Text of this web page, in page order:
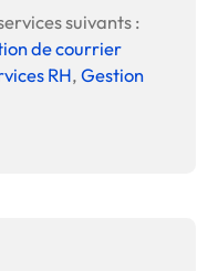
suivants :
de courrier
RH,Gestion